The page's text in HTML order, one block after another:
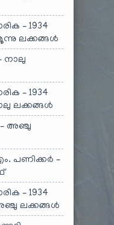
– 1934
ലക്കങ്ങൾ
നാലു
– 1934
ലക്കങ്ങൾ
– അഞ്ചു
പണിക്കർ –
– 1934
ലക്കങ്ങൾ